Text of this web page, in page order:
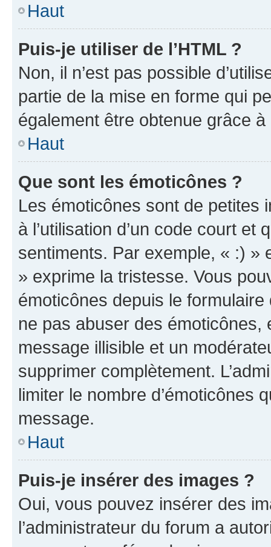
Haut
Puis-je utiliser de l’HTML ?
Non, il n’est pas possible
partie de la mise en forme qui
également être obtenue grâce à
Haut
Que sont les émoticônes ?
Les émoticônes sont de petites
à l’utilisation d’un code court et
sentiments. Par exemple, « :) »
» exprime la tristesse. Vous
émoticônes depuis le
ne pas abuser des
message illisible et un
supprimer complètement.
limiter le nombre d’émoticônes
message.
Haut
Puis-je insérer des images ?
Oui, vous pouvez insérer des
l’administrateur du forum a